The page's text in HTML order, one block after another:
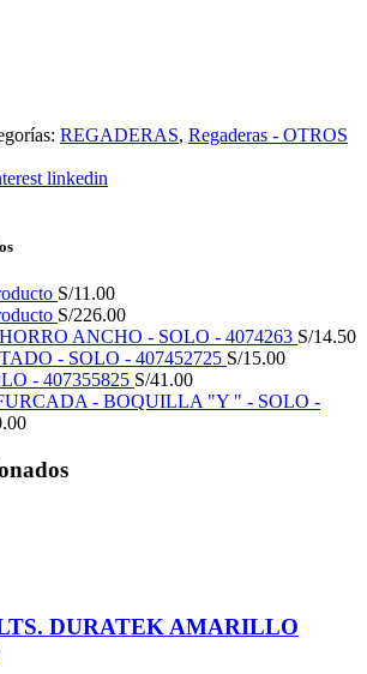
REGADERAS, Regaderas - OTROS
linkedin
S/11.00
S/226.00
ANCHO - SOLO - 4074263 S/14.50
- SOLO - 407452725 S/15.00
- 407355825 S/41.00
- BOQUILLA "Y " - SOLO -
DURATEK AMARILLO